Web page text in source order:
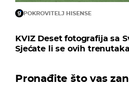
POKROVITELJ HISENSE
KVIZ Deset fotografija sa
Sjećate li se ovih
Pronađite što vas